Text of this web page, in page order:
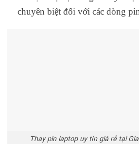
chuyên biệt đối với các dòng
Thay pin laptop uy tín giá rẻ tại